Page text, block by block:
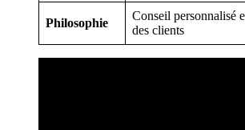
Philosophie
Conseil personnalisé
des clients